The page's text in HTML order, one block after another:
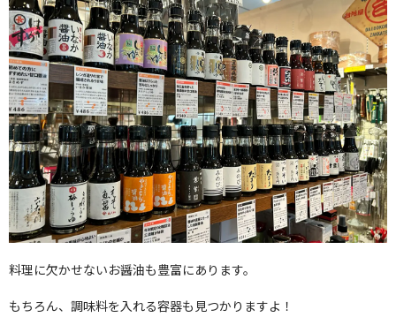
料理に欠かせないお醤油も豊富にあります。
もちろん、調味料を入れる容器も見つかりますよ！